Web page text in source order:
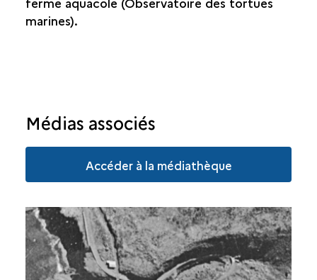
marines).
Médias associés
Accéder à la médiathèque